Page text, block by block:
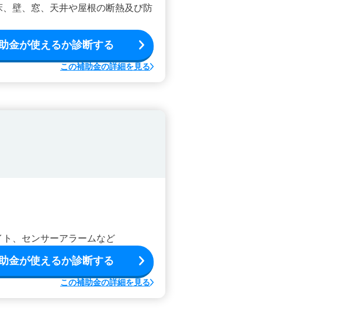
壁、窓、天井や屋根の断熱及び防
金が使えるか診断する
この補助金の詳細を見る
、センサーアラームなど
金が使えるか診断する
この補助金の詳細を見る